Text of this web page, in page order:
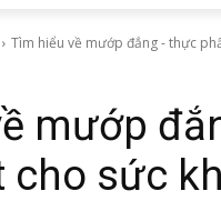
Tìm hiểu về mướp đắng - thực
mướp
cho sức